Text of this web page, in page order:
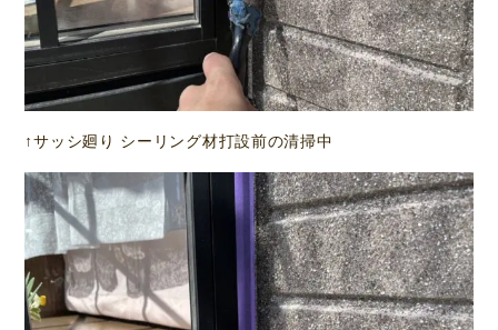
↑サッシ廻り シーリング材打設前の清掃中